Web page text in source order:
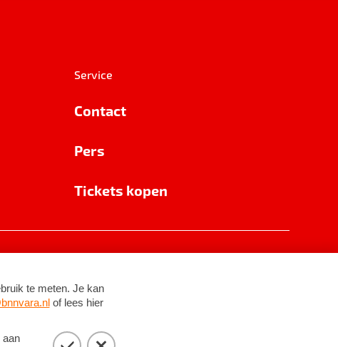
Service
Contact
Pers
Tickets kopen